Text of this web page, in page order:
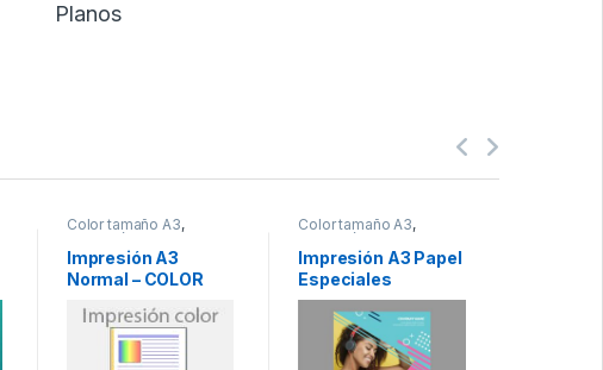
Planos
Color tamaño A3,
Impresión en color
Impresión A3
Normal – COLOR
Color tamaño A3,
Impresión en color
Impresión A3 Papel
Especiales